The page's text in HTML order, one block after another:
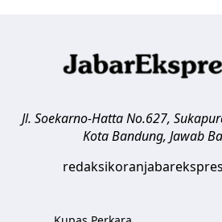
Jl. Soekarno-Hatta No.627,
Kota Bandung, Jawab